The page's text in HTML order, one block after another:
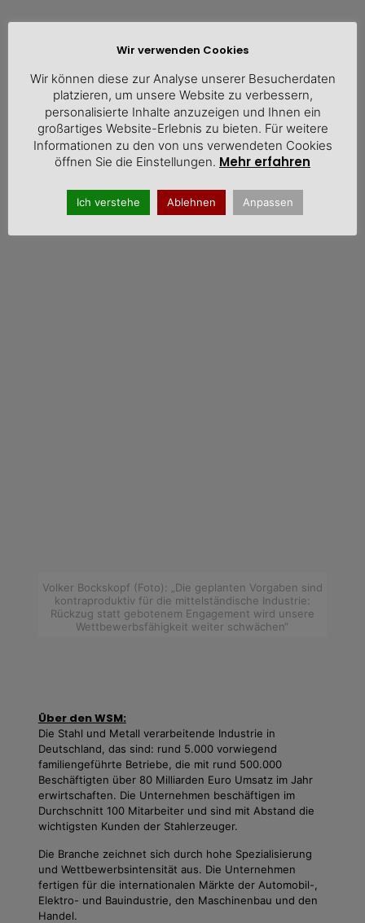
Für den WSM (Foto Hauptgeschäftsführer Christian
Vietmeyer) ist die Vorlage der EU-Kommission zum
Lieferkettengesetz absolut unrealistisch und destruktiv
Volker Bockskopf (Foto): „Die geplanten Vorgaben sind
kontraproduktiv für die mittelständische Industrie:
Rückzug statt gebotenem Engagement wird unsere
Wettbewerbsfähigkeit weiter schwächen“
Über den WSM:
Die Stahl und Metall verarbeitende Industrie in
Deutschland, das sind: rund 5.000 vorwiegend
familiengeführte Betriebe, die mit rund 500.000
Beschäftigten über 80 Milliarden Euro Umsatz im Jahr
erwirtschaften. Die Unternehmen beschäftigen im
Durchschnitt 100 Mitarbeiter und sind mit Abstand die
wichtigsten Kunden der Stahlerzeuger.
Die Branche zeichnet sich durch hohe Spezialisierung
und Wettbewerbsintensität aus. Die Unternehmen
fertigen für die internationalen Märkte der Automobil-,
Elektro- und Bauindustrie, den Maschinenbau und den
Handel.
Wir verwenden Cookies
Wir können diese zur Analyse unserer Besucherdaten
platzieren, um unsere Website zu verbessern,
personalisierte Inhalte anzuzeigen und Ihnen ein
großartiges Website-Erlebnis zu bieten. Für weitere
Informationen zu den von uns verwendeten Cookies
öffnen Sie die Einstellungen. Mehr erfahren
Ich verstehe Ablehnen Anpassen